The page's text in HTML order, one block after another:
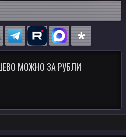
МОЖНО ЗА РУБЛИ